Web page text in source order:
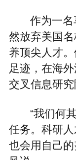
作为一
然放弃美国
养顶尖人才
足迹，在海
交叉信息研究
“我们何
任务。科研
也会用自己